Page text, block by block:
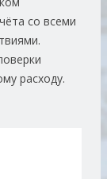
со всеми
расходу.